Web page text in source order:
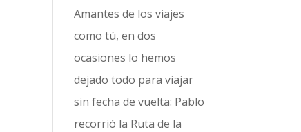
Amantes de los viajes
como tú, en dos
ocasiones lo hemos
dejado todo para viajar
sin fecha de vuelta: Pablo
recorrió la Ruta de la